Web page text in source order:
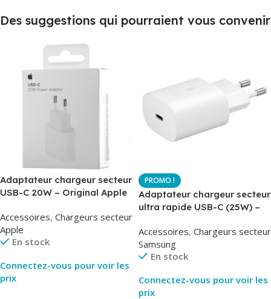
Des suggestions qui pourraient vous convenir
Adaptateur chargeur secteur
USB-C 20W – Original Apple
Original
Accessoires, Chargeurs secteur
Apple
En stock
Connectez-vous pour voir les
prix
Adaptateur chargeur secteur
ultra rapide USB-C (25W) –
EP-TA800
Accessoires, Chargeurs secteur
Samsung
En stock
Connectez-vous pour voir les
prix